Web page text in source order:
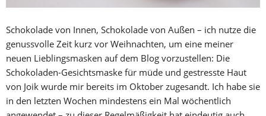
Schokolade von Innen, Schokolade von Außen – ich nutze die
genussvolle Zeit kurz vor Weihnachten, um eine meiner
neuen Lieblingsmasken auf dem Blog vorzustellen: Die
Schokoladen-Gesichtsmaske für müde und gestresste Haut
von Joik wurde mir bereits im Oktober zugesandt. Ich habe sie
in den letzten Wochen mindestens ein Mal wöchentlich